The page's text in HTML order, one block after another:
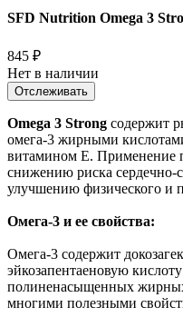
SFD Nutrition Omega 3
845 ₽
Нет в наличии
Отслеживать
Omega 3 Strong содержит
омега-3 жирными
витамином Е. Применение
снижению риска сердечно-
улучшению физического и
Омега-3 и ее свойства:
Омега-3 содержит
эйкозапентаеновую
полиненасыщенных
многими полезными